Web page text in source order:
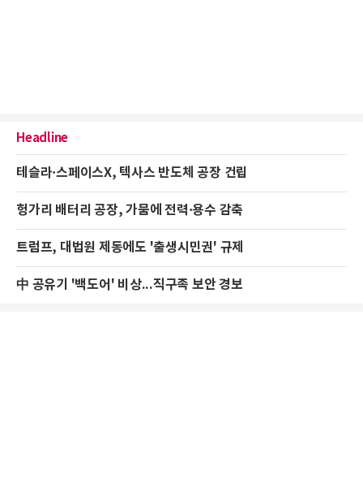
Headline
테슬라·스페이스X, 텍사스 반도체 공장 건립
헝가리 배터리 공장, 가뭄에 전력·용수 감축
트럼프, 대법원 제동에도 '출생시민권' 규제
中 공유기 '백도어' 비상...직구족 보안 경보